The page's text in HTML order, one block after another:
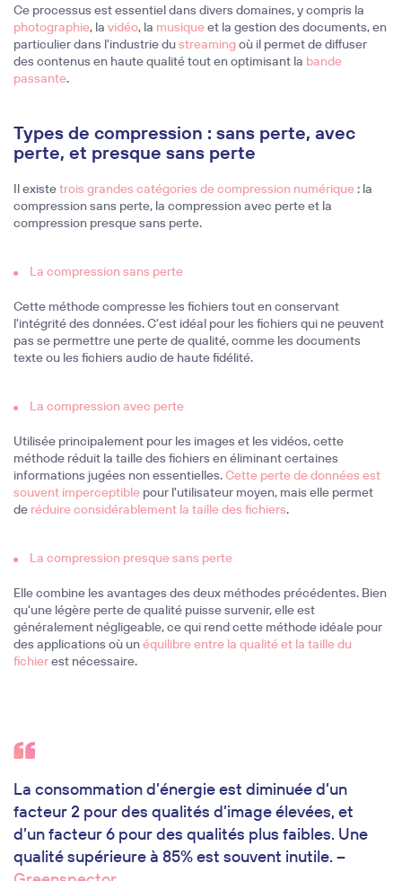
Ce processus est essentiel dans divers domaines, y compris la
photographie, la vidéo, la musiqueet la gestion des documents, en
particulier dans l'industrie dustreamingoù il permet de diffuser
des contenus en haute qualité tout en optimisant la bande
passante.
Types de compression : sans perte, avec
perte, et presque sans perte
Il existetrois grandes catégories de compression numérique: la
compression sans perte, la compression avec perte et la
compression presque sans perte.
La compression sans perte
Cette méthode compresse les fichiers tout en conservant
l'intégrité des données. C'est idéal pour les fichiers qui ne peuvent
pas se permettre une perte de qualité, comme les documents
texte ou les fichiers audio de haute fidélité.
La compression avec perte
Utilisée principalement pour les images et les vidéos, cette
méthode réduit la taille des fichiers en éliminant certaines
informations jugées non essentielles.Cette perte de données est
souvent imperceptible pour l'utilisateur moyen, mais elle permet
de réduire considérablement la taille des fichiers.
La compression presque sans perte
Elle combine les avantages des deux méthodes précédentes. Bien
qu'une légère perte de qualité puisse survenir, elle est
généralement négligeable, ce qui rend cette méthode idéale pour
des applications où unéquilibre entre la qualité et la taille du
fichierest nécessaire.
La consommation d’énergie est diminuée d’un
facteur 2 pour des qualités d’image élevées, et
d’un facteur 6 pour des qualités plus faibles. Une
qualité supérieure à 85% est souvent inutile. –